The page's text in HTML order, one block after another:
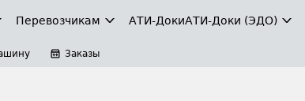
Перевозчикам АТИ-ДокиАТИ-Доки (ЭДО)
Заказы